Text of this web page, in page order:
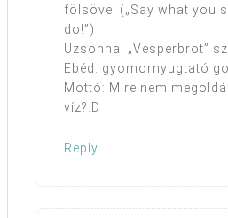
fölsövel („Say what you
do!”)
Uzsonna: „Vesperbrot”
Ebéd: gyomornyugtató
Mottó: Mire nem
víz?:D
Reply